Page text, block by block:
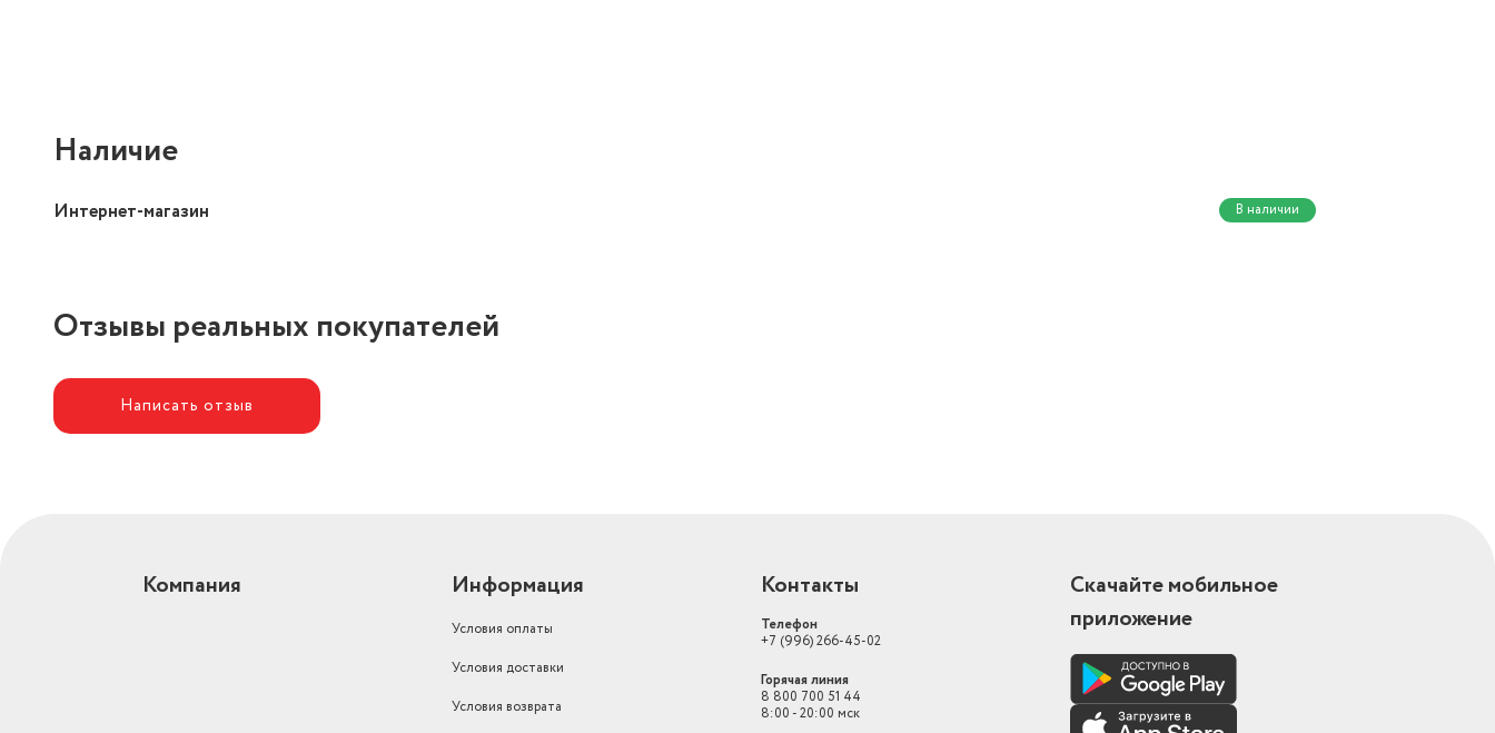
Наличие
Интернет-магазин В наличии
Отзывы реальных покупателей
Написать отзыв
Компания Информация
Условия оплаты
Условия доставки
Условия возврата
Контакты
Телефон
+7 (996) 266-45-02
Горячая линия
8 800 700 51 44
8:00 - 20:00 мск
Скачайте мобильное
приложение